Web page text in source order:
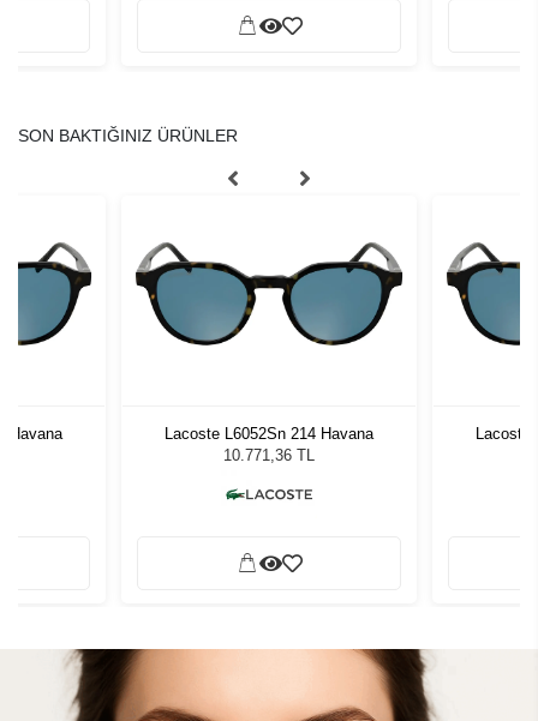
SON BAKTIĞINIZ ÜRÜNLER
Havana
Lacoste L6052Sn 214 Havana
10.771,36 TL
Lacoste